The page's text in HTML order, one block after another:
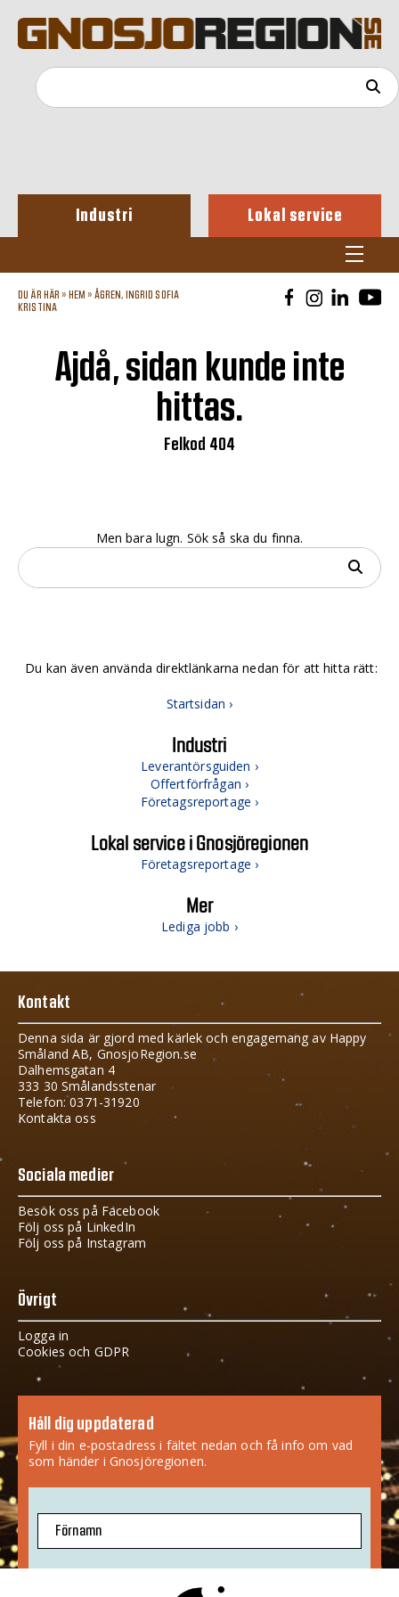
Industri Lokal service
DU ÄR HÄR » HEM » ÅGREN, INGRID SOFIA
KRISTINA
Ajdå, sidan kunde inte
hittas.
Felkod 404
Men bara lugn. Sök så ska du finna.
Du kan även använda direktlänkarna nedan för att hitta rätt:
Startsidan ›
Industri
Leverantörsguiden ›
Offertförfrågan ›
Företagsreportage ›
Lokal service i Gnosjöregionen
Företagsreportage ›
Mer
Lediga jobb ›
Kontakt
Denna sida är gjord med kärlek och engagemang av Happy
Småland AB, GnosjoRegion.se
Dalhemsgatan 4
333 30 Smålandsstenar
Telefon: 0371-31920
Kontakta oss
Sociala medier
Besök oss på Facebook
Följ oss på LinkedIn
Följ oss på Instagram
Övrigt
Logga in
Cookies och GDPR
Håll dig uppdaterad
Fyll i din e-postadress i fältet nedan och få info om vad
som händer i Gnosjöregionen.
Förnamn